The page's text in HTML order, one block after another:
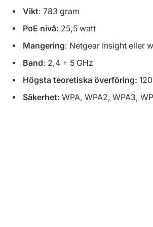
Vikt: 783 gram
PoE nivå: 25,5 watt
Mangering: Netgear Insight eller
Band: 2,4 + 5 GHz
Högsta teoretiska överföring:
Säkerhet: WPA, WPA2, WPA3,